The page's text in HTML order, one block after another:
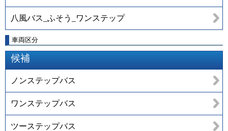
八風バス_ふそう_ワンステップ
車両区分
候補
ノンステップバス
ワンステップバス
ツーステップバス